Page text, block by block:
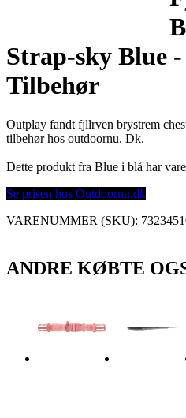
Strap-sky Blue
Tilbehør
Outplay fandt fjllrven brystrem
tilbehør hos outdoornu. Dk.
Dette produkt fra Blue i blå har
Se prisen hos Outdoornu.dk
VARENUMMER (SKU):
ANDRE KØBTE